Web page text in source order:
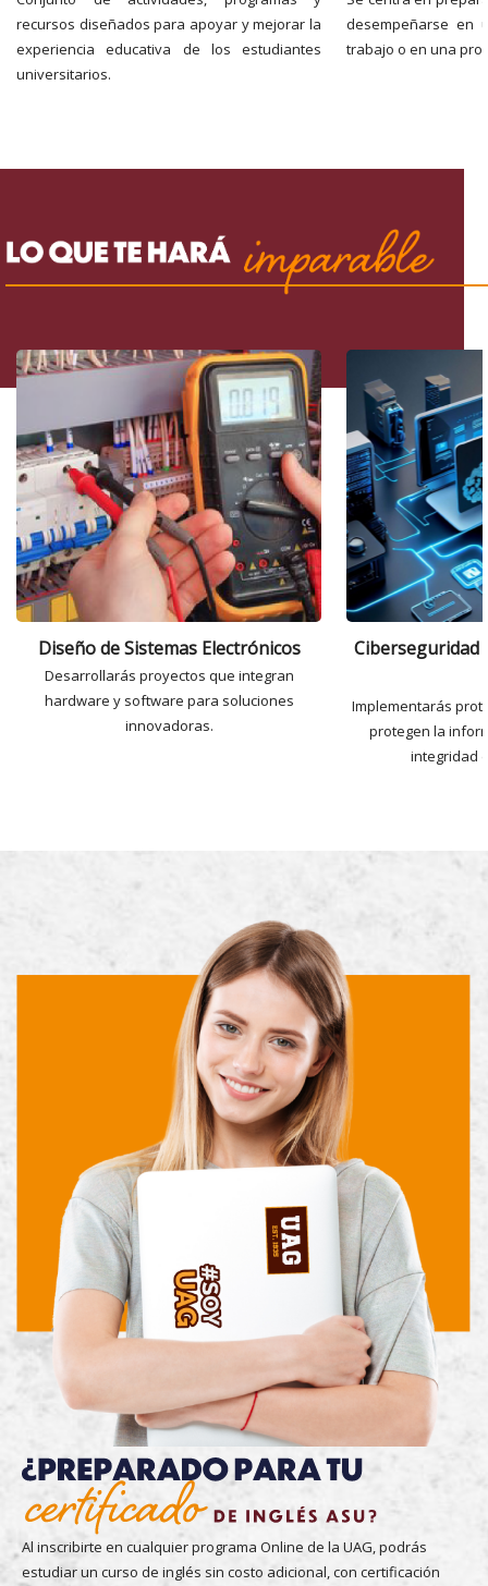
recursos diseñados para apoyar y mejorar la
experiencia educativa de los estudiantes
universitarios.
desempeñarse en
trabajo o en una
Diseño de Sistemas Electrónicos
Desarrollarás proyectos que integran
hardware y software para soluciones
innovadoras.
Ciberseguridad
Implementarás
protegen la
integridad
Al inscribirte en cualquier programa Online de la UAG, podrás
estudiar un curso de inglés sin costo adicional, con certificación